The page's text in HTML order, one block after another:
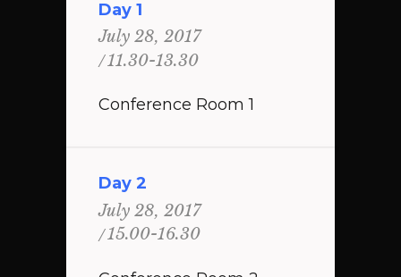
Day 1
July 28, 2017
11.30-13.30
Conference Room 1
Day 2
July 28, 2017
15.00-16.30